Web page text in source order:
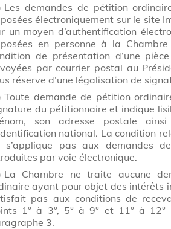
Les demandes de pétition
électroniquement sur le site
un moyen d’authentification
en personne à la
de présentation d’une
par courrier postal au
réserve d’une légalisation de
Toute demande de pétition
du pétitionnaire et indique
son adresse postale
national. La condition
s’applique pas aux demandes
par voie électronique.
La Chambre ne traite aucune
ayant pour objet des intérêts
pas aux conditions de
1° à 3°, 5° à 9° et 11° à 12°
3.